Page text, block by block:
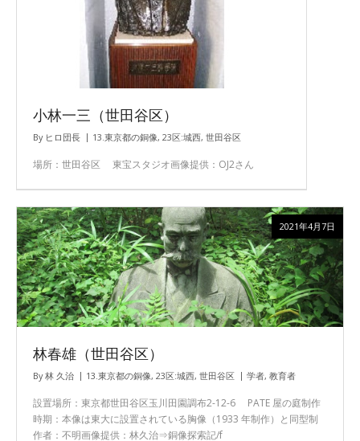
小林一三（世田谷区）
By ヒロ団長 13.東京都の銅像, 23区:城西, 世田谷区
場所：世田谷区 東宝スタジオ画像提供：OJ2さん
林春雄（世田谷区）
By林 久治 13.東京都の銅像, 23区:城西, 世田谷区 学者, 教育者
設置場所：東京都世田谷区玉川田園調布2-12-6 PATE 屋の庭制作
時期：本像は東大に設置されている胸像（1933 年制作）と同型制
作者：不明画像提供：林久治⇒銅像探索記/f
2021年4月7日